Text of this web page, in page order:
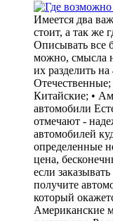
Имеется два
стоит, а так же
Описывать все
можно, смысла
их разделить
Китайские; •
автомобили
отмечают -
автомобилей
определенные
цена,
если
получите
который
Американские